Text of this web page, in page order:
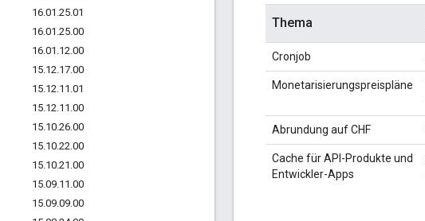
16.01 .25.01
16.01 .25.00
16.01 .12.00
15.12.17.00
15.12.11 .01
15.12.11 .00
15.10.26.00
15.10.22.00
15.10.21 .00
15.09.11 .00
15.09.09.00
Thema
Cronjob
Monetarisierungspreispläne
Abrundung auf CHF
Cache für API-Produkte und
Entwickler-Apps